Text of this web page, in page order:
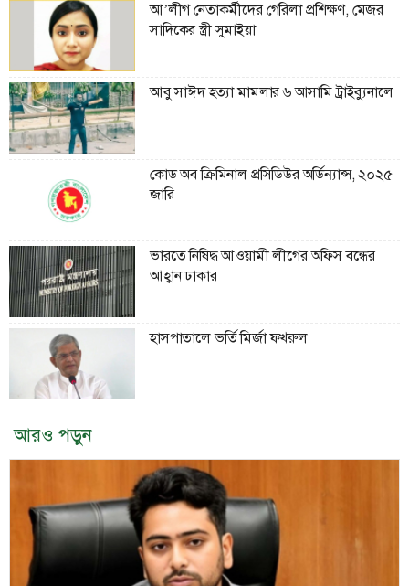
আ’লীগ নেতাকর্মীদের গেরিলা প্রশিক্ষণ, মেজর
সাদিকের স্ত্রী সুমাইয়া
আবু সাঈদ হত্যা মামলার ৬ আসামি ট্রাইব্যুনালে
কোড অব ক্রিমিনাল প্রসিডিউর অর্ডিন্যান্স, ২০২৫
জারি
ভারতে নিষিদ্ধ আওয়ামী লীগের অফিস বন্ধের
আহ্বান ঢাকার
হাসপাতালে ভর্তি মির্জা ফখরুল
আরও পড়ুন